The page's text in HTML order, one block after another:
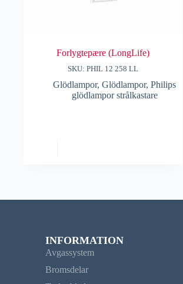
Forlygtepære (LongLife)
SKU: PHIL 12 258 LL
Glödlampor,Glödlampor,Philips
glödlampor strålkastare
INFORMATION
Avgassystem
Bromsdelar